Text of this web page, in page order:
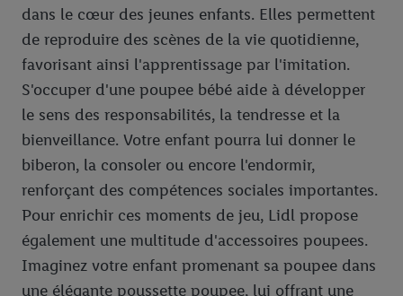
dans le cœur des jeunes enfants. Elles permettent
de reproduire des scènes de la vie quotidienne,
favorisant ainsi l'apprentissage par l'imitation.
S'occuper d'une poupee bébé aide à développer
le sens des responsabilités, la tendresse et la
bienveillance. Votre enfant pourra lui donner le
biberon, la consoler ou encore l'endormir,
renforçant des compétences sociales importantes.
Pour enrichir ces moments de jeu, Lidl propose
également une multitude d'accessoires poupees.
Imaginez votre enfant promenant sa poupee dans
une élégante poussette poupee, lui offrant une